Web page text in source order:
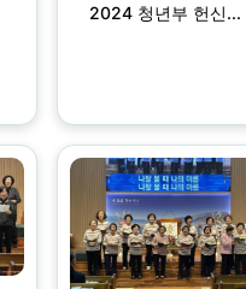
2024 청년부 헌신...